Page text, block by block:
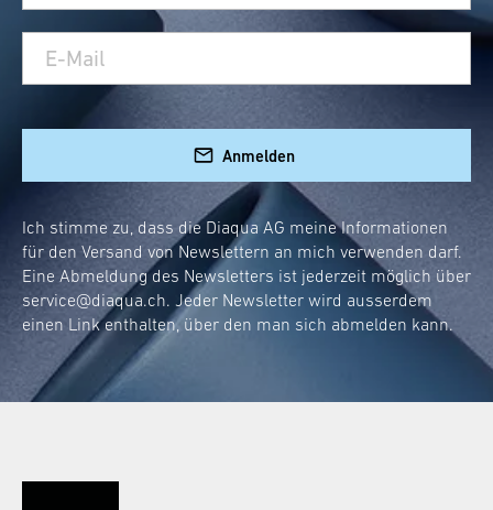
Anmelden
Ich stimme zu, dass die Diaqua AG meine Informationen
für den Versand von Newslettern an mich verwenden darf.
Eine Abmeldung des Newsletters ist jederzeit möglich über
service@diaqua.ch. Jeder Newsletter wird ausserdem
einen Link enthalten, über den man sich abmelden kann.